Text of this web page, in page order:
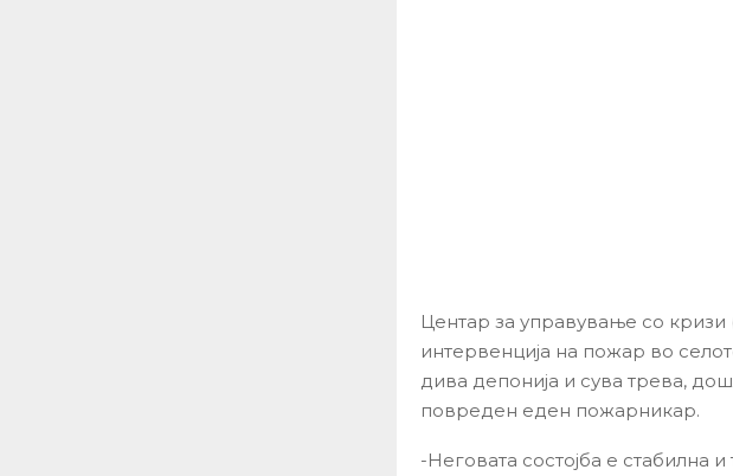
Центар за управување со
интервенција на пожар во
дива депонија и сува трева,
повреден еден пожарникар.
-Неговата состојба е стабилна